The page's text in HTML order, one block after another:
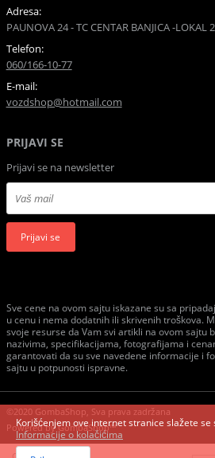
Adresa:
PAUNOVA 24 - TC CENTAR BANJICA -LOKAL
Telefon:
060/166-10-77
E-mail:
vozdshop@hotmail.com
PRIJAVI SE
Prijavi se na newsletter
Prijavi se
Sve cene na ovom sajtu iskazane su sa
u cenu i nema dodatnih ili skrivenih troškova.
svoje resurse da Vam svi artikli na ovom sajtu
nazivima, specifikacijama, fotografijama i
garantovati da su sve navedene informacije i
sajtu u potpunosti ispravne.
©2020 GombaShop, Sva prava zadržana
Powered byGombaShop™
Korišćenjem ove internet stranice slažete se
Informacije o kolačićima